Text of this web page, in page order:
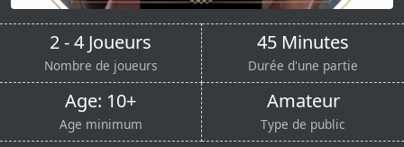
2 - 4 Joueurs
Nombre de joueurs
45 Minutes
Durée d'une partie
Age: 10+
Age minimum
Amateur
Type de public